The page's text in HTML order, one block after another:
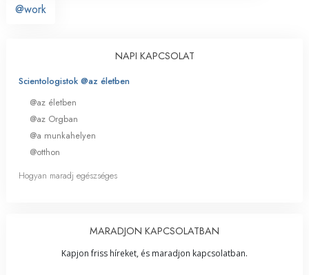
@work
NAPI KAPCSOLAT
Scientologistok @az életben
@az életben
@az Orgban
@a munkahelyen
@otthon
Hogyan maradj egészséges
MARADJON KAPCSOLATBAN
Kapjon friss híreket, és maradjon kapcsolatban.